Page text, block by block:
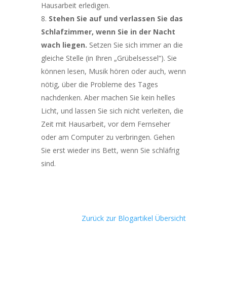
Hausarbeit erledigen.
Stehen Sie auf und verlassen Sie das
Schlafzimmer, wenn Sie in der Nacht
wach liegen. Setzen Sie sich immer an die
gleiche Stelle (in Ihren „Grübelsessel“). Sie
können lesen, Musik hören oder auch, wenn
nötig, über die Probleme des Tages
nachdenken. Aber machen Sie kein helles
Licht, und lassen Sie sich nicht verleiten, die
Zeit mit Hausarbeit, vor dem Fernseher
oder am Computer zu verbringen. Gehen
Sie erst wieder ins Bett, wenn Sie schläfrig
sind.
Zurück zur Blogartikel Übersicht